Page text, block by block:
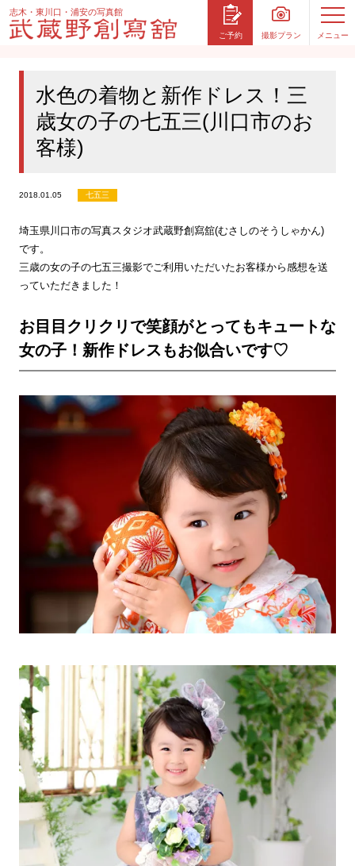
志木・東川口・浦安の写真館
ご予約 撮影プラン メニュー
水色の着物と新作ドレス！三
歳女の子の七五三(川口市のお
客様)
2018.01.05 七五三
埼玉県川口市の写真スタジオ武蔵野創寫舘(むさしのそうしゃかん)
です。
三歳の女の子の七五三撮影でご利用いただいたお客様から感想を送
っていただきました！
お目目クリクリで笑顔がとってもキュートな
女の子！新作ドレスもお似合いです♡